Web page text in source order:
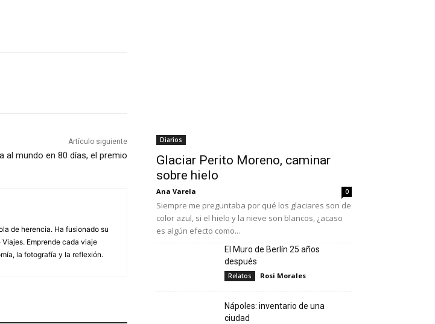
Artículo siguiente
al mundo en 80 días, el premio
de herencia. Ha fusionado su
Emprende cada viaje
la fotografía y la reflexión.
Diarios
Glaciar Perito Moreno, caminar
sobre hielo
Ana Varela 0
Siempre me preguntaba por qué los glaciares son de
color azul, si el hielo y la nieve son blancos, ¿acaso
es algún efecto como...
El Muro de Berlín 25 años
después
Relatos Rosi Morales
Nápoles: inventario de una
ciudad